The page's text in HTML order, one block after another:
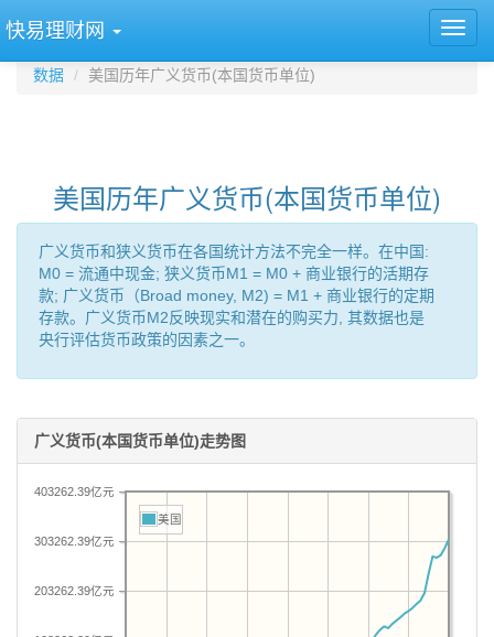
快易理财网
数据 美国历年广义货币(本国货币单位)
美国历年广义货币(本国货币单位)
广义货币和狭义货币在各国统计方法不完全一样。在中国:
M0 = 流通中现金; 狭义货币M1 = M0 + 商业银行的活期存
款; 广义货币（Broad money, M2) = M1 + 商业银行的定期
存款。广义货币M2反映现实和潜在的购买力, 其数据也是
央行评估货币政策的因素之一。
广义货币(本国货币单位)走势图
203262.39亿元
303262.39亿元
403262.39亿元
美国